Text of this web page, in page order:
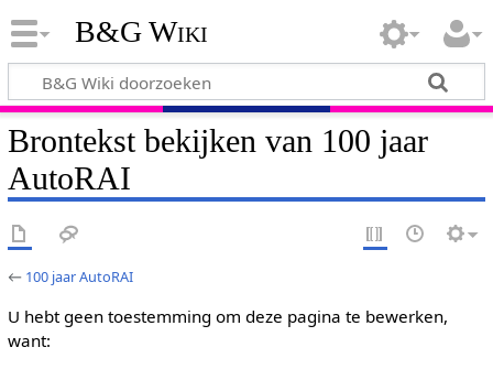
B&G Wiki
Brontekst bekijken van 100 jaar
AutoRAI
← 100 jaar AutoRAI
U hebt geen toestemming om deze pagina te bewerken,
want: